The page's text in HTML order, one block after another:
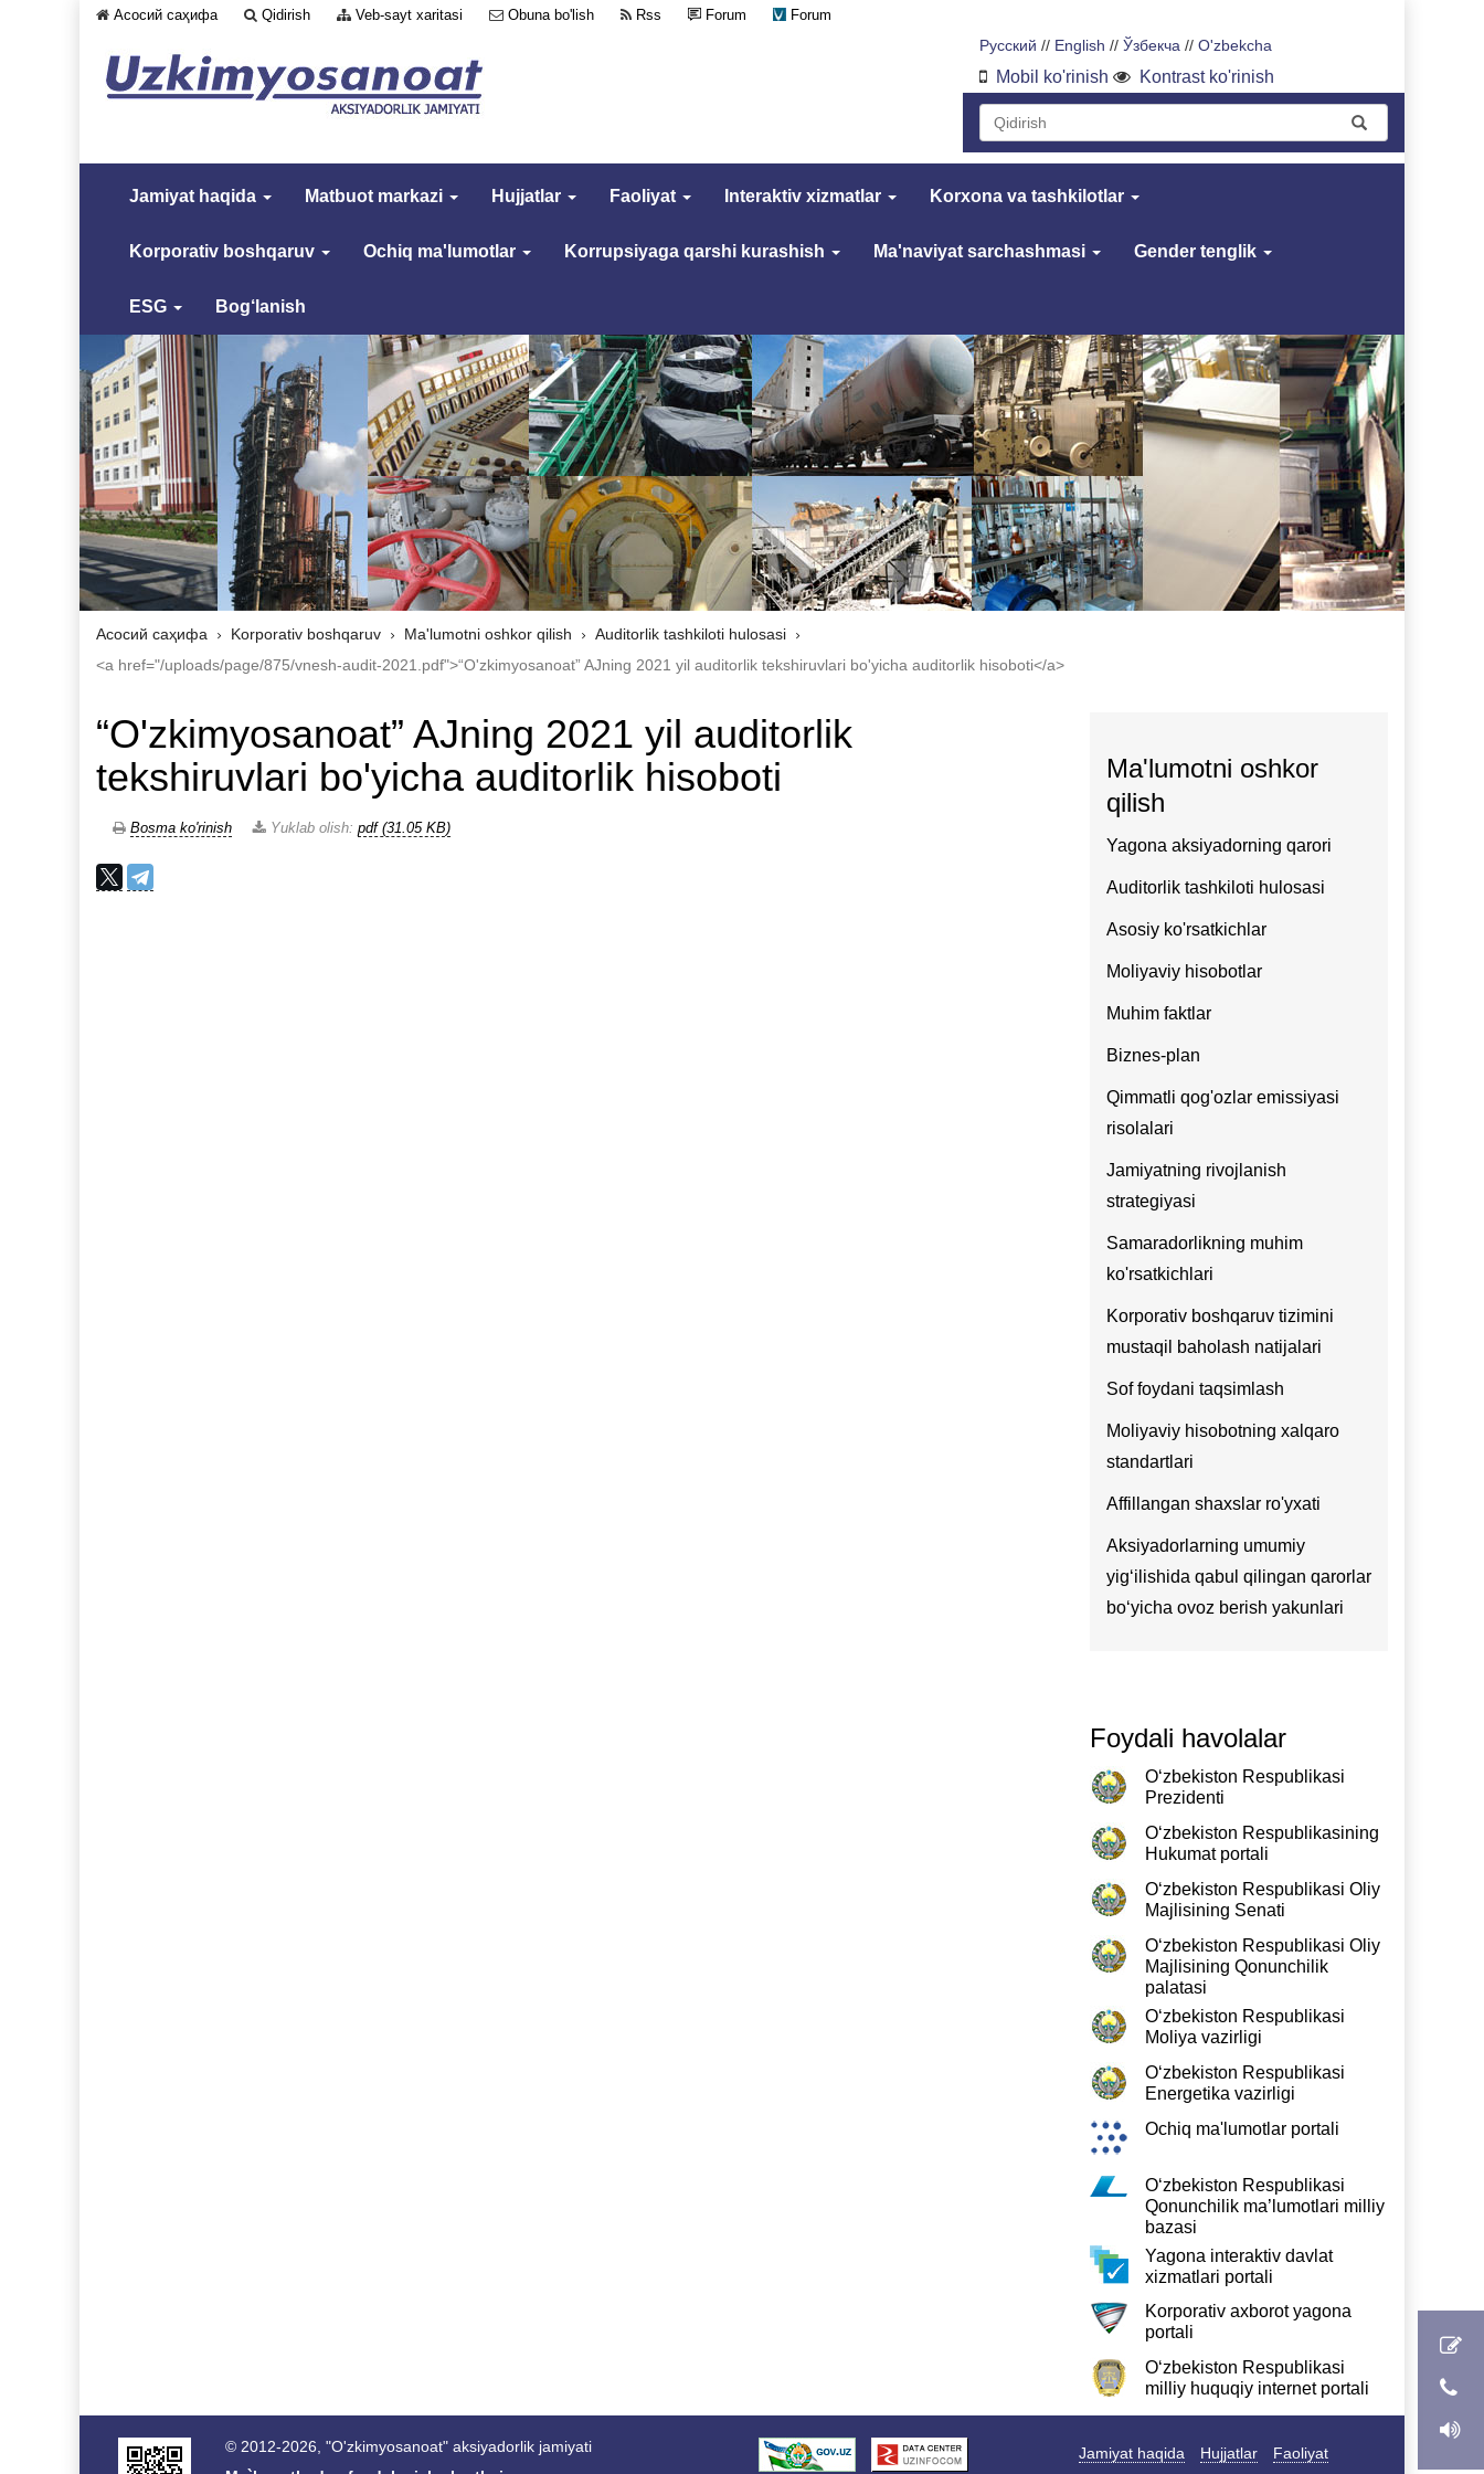
Асосий саҳифа Qidirish Veb-sayt xaritasi Obuna bo'lish Rss Forum
Forum
Русский // English // Ўзбекча // O'zbekcha
Mobil ko'rinish Kontrast ko'rinish
Jamiyat haqida Matbuot markazi Hujjatlar Faoliyat Interaktiv xizmatlar Korxona va tashkilotlar
Korporativ boshqaruv Ochiq ma'lumotlar Korrupsiyaga qarshi kurashish Ma'naviyat sarchashmasi Gender tenglik
ESG Bog‘lanish
Асосий саҳифа Korporativ boshqaruv Ma'lumotni oshkor qilish
Auditorlik tashkiloti hulosasi
<a href="/uploads/page/875/vnesh-audit-2021.pdf">“O'zkimyosanoat” AJning 2021 yil auditorlik tekshiruvlari bo'yicha auditorlik hisoboti</a>
“O'zkimyosanoat” AJning 2021 yil auditorlik
tekshiruvlari bo'yicha auditorlik hisoboti
Bosma ko'rinish Yuklab olish: pdf (31.05 KB)
Ma'lumotni oshkor
qilish
Yagona aksiyadorning qarori
Auditorlik tashkiloti hulosasi
Asosiy ko'rsatkichlar
Moliyaviy hisobotlar
Muhim faktlar
Biznes-plan
Qimmatli qog'ozlar emissiyasi
risolalari
Jamiyatning rivojlanish
strategiyasi
Samaradorlikning muhim
ko'rsatkichlari
Korporativ boshqaruv tizimini
mustaqil baholash natijalari
Sof foydani taqsimlash
Moliyaviy hisobotning xalqaro
standartlari
Affillangan shaxslar ro'yxati
Aksiyadorlarning umumiy
yig‘ilishida qabul qilingan qarorlar
bo‘yicha ovoz berish yakunlari
Foydali havolalar
O‘zbekiston Respublikasi
Prezidenti
O‘zbekiston Respublikasining
Hukumat portali
O‘zbekiston Respublikasi Oliy
Majlisining Senati
O‘zbekiston Respublikasi Oliy
Majlisining Qonunchilik
palatasi
O‘zbekiston Respublikasi
Moliya vazirligi
O‘zbekiston Respublikasi
Energetika vazirligi
Ochiq ma'lumotlar portali
O‘zbekiston Respublikasi
Qonunchilik ma’lumotlari milliy
bazasi
Yagona interaktiv davlat
xizmatlari portali
Korporativ axborot yagona
portali
O‘zbekiston Respublikasi
milliy huquqiy internet portali
© 2012-2026, "O'zkimyosanoat" aksiyadorlik jamiyati
Jamiyat haqida Hujjatlar Faoliyat